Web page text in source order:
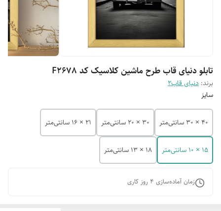
تابلو دنیای قاب طرح ماشین کلاسیک کد F2678
برند: دنیای قاب2
سایز
40 × 30 سانتی‌متر 30 × 20 سانتی‌متر 21 × 16 سانتی‌متر
15 × 10 سانتی‌متر 18 × 13 سانتی‌متر
زمان آماده‌سازی 4 روز کاری